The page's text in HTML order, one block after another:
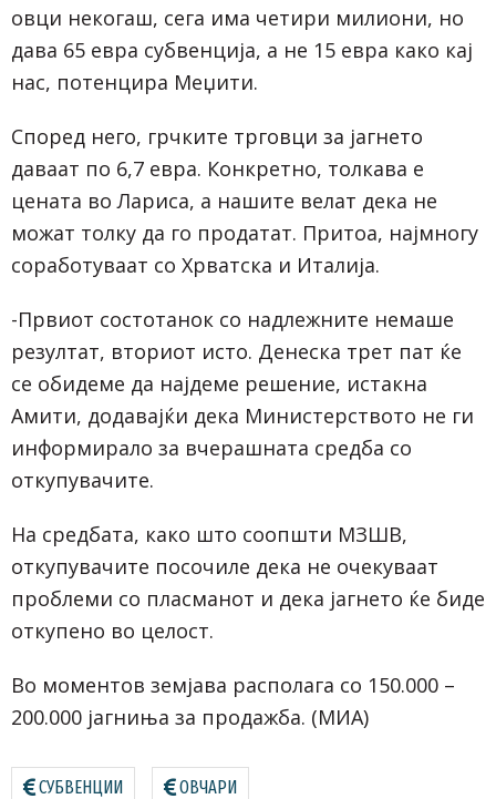
овци некогаш, сега има четири милиони, но
дава 65 евра субвенција, а не 15 евра како кај
нас, потенцира Меџити.
Според него, грчките трговци за јагнето
даваат по 6,7 евра. Конкретно, толкава е
цената во Лариса, а нашите велат дека не
можат толку да го продатат. Притоа, најмногу
соработуваат со Хрватска и Италија.
-Првиот состотанок со надлежните немаше
резултат, вториот исто. Денеска трет пат ќе
се обидеме да најдеме решение, истакна
Амити, додавајќи дека Министерството не ги
информирало за вчерашната средба со
откупувачите.
На средбата, како што соопшти МЗШВ,
откупувачите посочиле дека не очекуваат
проблеми со пласманот и дека јагнето ќе биде
откупено во целост.
Во моментов земјава располага со 150.000 –
200.000 јагниња за продажба. (МИА)
СУБВЕНЦИИ ОВЧАРИ